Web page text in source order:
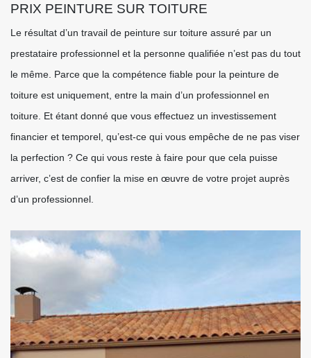
PRIX PEINTURE SUR TOITURE
Le résultat d’un travail de peinture sur toiture assuré par un
prestataire professionnel et la personne qualifiée n’est pas du tout
le même. Parce que la compétence fiable pour la peinture de
toiture est uniquement, entre la main d’un professionnel en
toiture. Et étant donné que vous effectuez un investissement
financier et temporel, qu’est-ce qui vous empêche de ne pas viser
la perfection ? Ce qui vous reste à faire pour que cela puisse
arriver, c’est de confier la mise en œuvre de votre projet auprès
d’un professionnel.